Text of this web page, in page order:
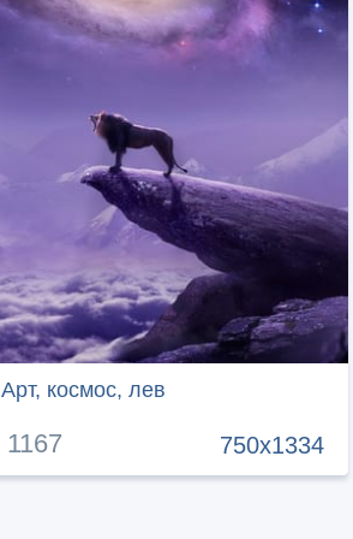
Арт, космос, лев
750x1334
1167